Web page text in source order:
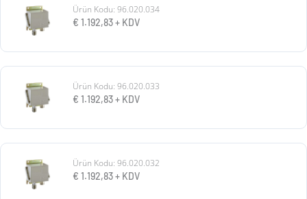
Ürün Kodu: 96.020.034
€ 1.192,83+ KDV
Ürün Kodu: 96.020.033
€ 1.192,83+ KDV
Ürün Kodu: 96.020.032
€ 1.192,83+ KDV